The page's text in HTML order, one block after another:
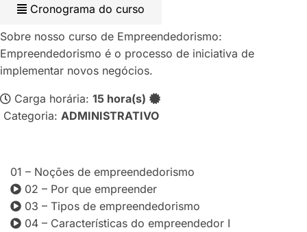
Cronograma do curso
Sobre nosso curso de Empreendedorismo:
Empreendedorismo é o processo de iniciativa de
implementar novos negócios.
Carga horária: 15 hora(s)
Categoria: ADMINISTRATIVO
01 – Noções de empreendedorismo
02 – Por que empreender
03 – Tipos de empreendedorismo
04 – Características do empreendedor I